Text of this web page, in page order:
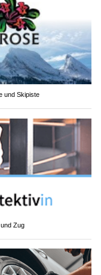
und Skipiste
Zug